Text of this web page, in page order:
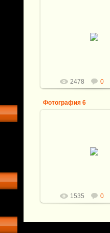
2478 0
Фотография 6
1535 0